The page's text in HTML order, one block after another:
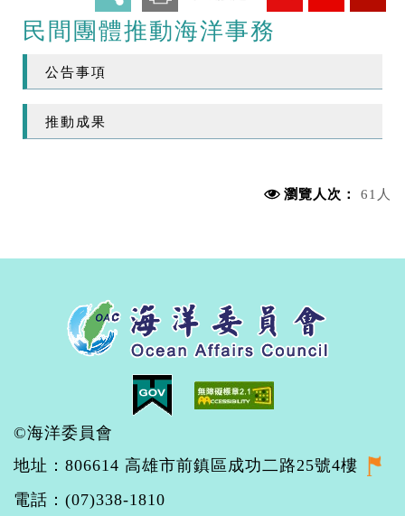
民間團體推動海洋事務
公告事項
推動成果
瀏覽人次： 61人
©海洋委員會
地址：806614 高雄市前鎮區成功二路25號4樓
電話：(07)338-1810